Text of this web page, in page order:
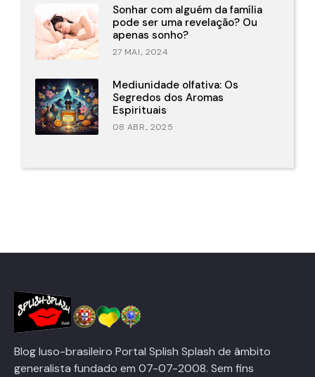
Sonhar com alguém da família
pode ser uma revelação? Ou
apenas sonho?
27 MAI., 2024
Mediunidade olfativa: Os
Segredos dos Aromas
Espirituais
08 ABR., 2025
Blog luso-brasileiro Portal Splish Splash de âmbito
generalista fundado em 07-07-2008. Sem fins